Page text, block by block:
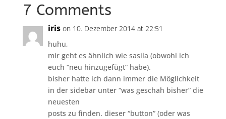
7 Comments
iris on 10. Dezember 2014 at 22:51
huhu,
mir geht es ähnlich wie sasila (obwohl ich
euch “neu hinzugefügt” habe).
bisher hatte ich dann immer die Möglichkeit
in der sidebar unter “was geschah bisher” die
neuesten
posts zu finden. dieser “button” (oder was